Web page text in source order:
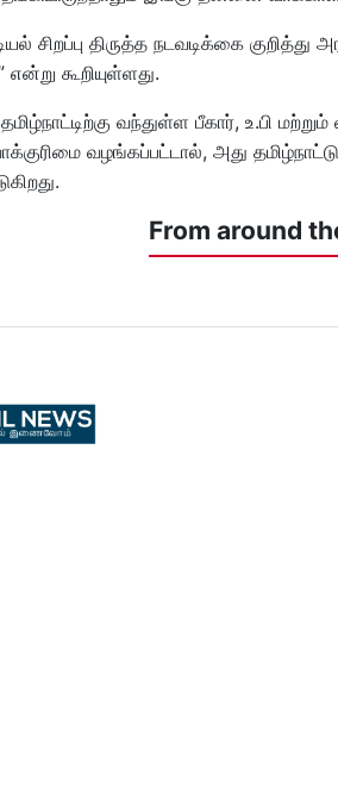
சிறப்பு திருத்த நடவடிக்கை
என்று கூறியுள்ளது.
வந்துள்ள பீகார், உ.பி
வழங்கப்பட்டால், அது
From around